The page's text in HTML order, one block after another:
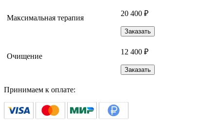
Максимальная терапия
20 400 ₽
Заказать
Очищение
12 400 ₽
Заказать
Принимаем к оплате: